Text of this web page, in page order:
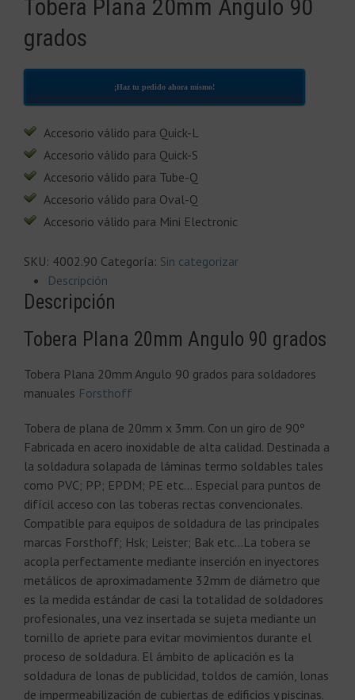
Tobera Plana 20mm Angulo 90
grados
¡Haz tu pedido ahora mismo!
Accesorio válido para Quick-L
Accesorio válido para Quick-S
Accesorio válido para Tube-Q
Accesorio válido para Oval-Q
Accesorio válido para Mini Electronic
SKU: 4002.90 Categoría: Sin categorizar
Descripción
Descripción
Tobera Plana 20mm Angulo 90 grados
Tobera Plana 20mm Angulo 90 grados para soldadores
manuales Forsthoff
Tobera de plana de 20mm x 3mm. Con un giro de 90º
Fabricada en acero inoxidable de alta calidad. Destinada a
la soldadura solapada de láminas termo soldables tales
como PVC; PP; EPDM; PE etc… Especial para puntos de
difícil acceso con las toberas rectas convencionales.
Compatible para equipos de soldadura de las principales
marcas Forsthoff; Hsk; Leister; Bak etc…La tobera se
acopla perfectamente mediante inserción en inyectores
metálicos de aproximadamente 32mm de diámetro que
es la medida estándar de casi la totalidad de soldadores
profesionales, una vez insertada se sujeta mediante un
tornillo de apriete para evitar movimientos durante el
proceso de soldadura. El ámbito de aplicación es la
soldadura de lonas de publicidad, toldos de camión, lonas
de impermeabilización de cubiertas de edificios y piscinas.